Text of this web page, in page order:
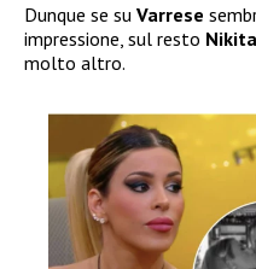
Dunque se su Varrese
impressione, sul resto Nikita
molto altro.